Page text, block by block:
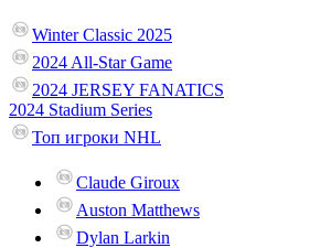
Winter Classic 2025
2024 All-Star Game
2024 JERSEY FANATICS
2024 Stadium Series
Топ игроки NHL
Claude Giroux
Auston Matthews
Dylan Larkin